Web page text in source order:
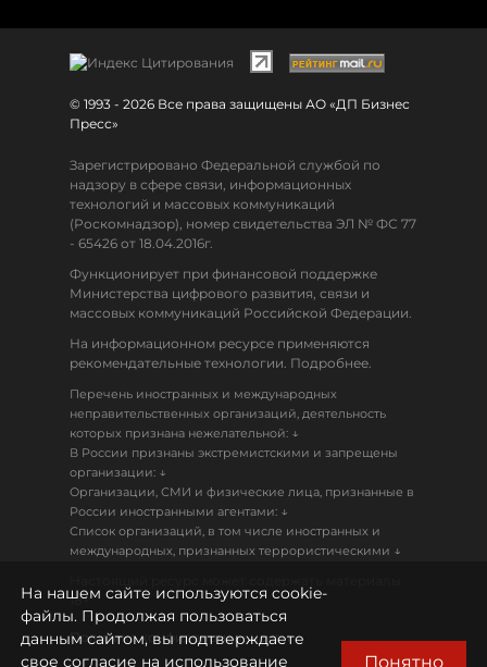
© 1993 - 2026 Все права защищены АО «ДП Бизнес
Пресс»
Зарегистрировано Федеральной службой по
надзору в сфере связи, информационных
технологий и массовых коммуникаций
(Роскомнадзор), номер свидетельства ЭЛ № ФС 77
- 65426 от 18.04.2016г.
Функционирует при финансовой поддержке
Министерства цифрового развития, связи и
массовых коммуникаций Российской Федерации.
На информационном ресурсе применяются
рекомендательные технологии. Подробнее.
Перечень иностранных и международных
неправительственных организаций, деятельность
которых признана нежелательной: ↓
В России признаны экстремистскими и запрещены
организации: ↓
Организации, СМИ и физические лица, признанные в
России иностранными агентами: ↓
Список организаций, в том числе иностранных и
международных, признанных террористическими ↓
18+
Политика конфиденциальности
На нашем сайте используются cookie-
файлы. Продолжая пользоваться
данным сайтом, вы подтверждаете
свое согласие на использование
Понятно